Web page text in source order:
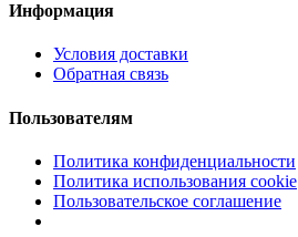
Информация
Условия доставки
Обратная связь
Пользователям
Политика конфиденциальности
Политика использования cookie
Пользовательское соглашение